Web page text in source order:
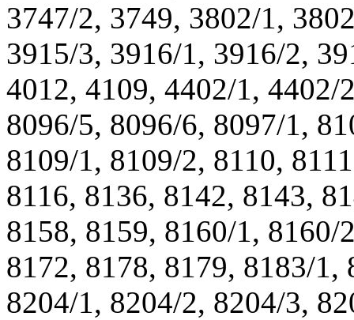
3747/2, 3749, 3802/1,
3915/3, 3916/1, 3916/2,
4012, 4109, 4402/1,
8096/5, 8096/6, 8097/1,
8109/1, 8109/2, 8110,
8116, 8136, 8142, 8143,
8158, 8159, 8160/1,
8172, 8178, 8179, 8183/1,
8204/1, 8204/2, 8204/3,